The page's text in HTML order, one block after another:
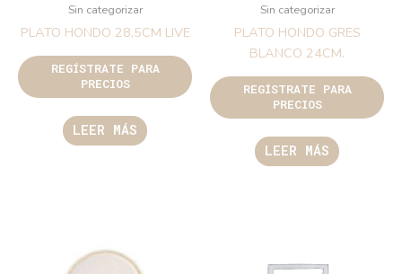
Sin categorizar
PLATO HONDO 28,5CM LIVE
REGÍSTRATE PARA
PRECIOS
LEER MÁS
Sin categorizar
PLATO HONDO GRES
BLANCO 24CM.
REGÍSTRATE PARA
PRECIOS
LEER MÁS